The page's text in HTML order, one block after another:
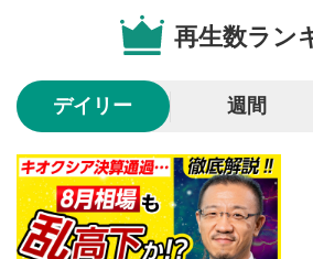
のサイズに戻ります。
どの程度業績に好影響を与えるか、
るかに注目。ソフトバンクGは
す。
再生数ラン
デイリー 週間